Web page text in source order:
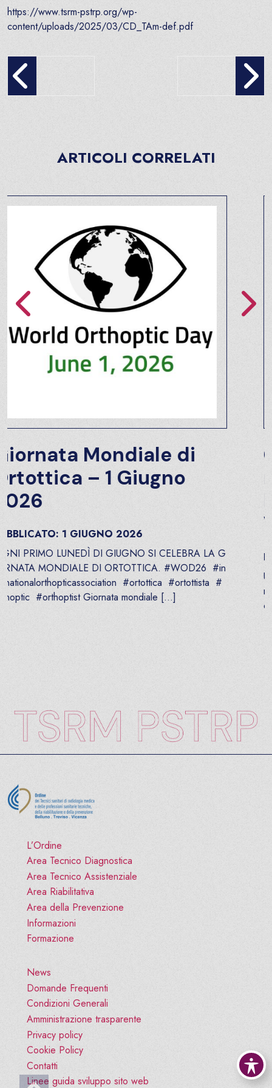
https://www.tsrm-pstrp.org/wp-
content/uploads/2025/03/CD_TAm-def.pdf
Apertura delle iscrizioni agli Elenchi speciali ad esaurimento
‘ASCOLTARE IL
ARTICOLI CORRELATI
LA G
#in
#
Gli Osteopati
nell’Ordine TSRM e
Vicenza
PUBBLICATO:29 MAGGIO 2026
Un percorso di riconoscimento, integrazione e
ndiviso Con la pubblicazione in Gazzetta
creto relativo all’equipollenza dei titoli […]
L’Ordine
Area Tecnico Diagnostica
Area Tecnico Assistenziale
Area Riabilitativa
Area della Prevenzione
Informazioni
Formazione
News
Domande Frequenti
Condizioni Generali
Amministrazione trasparente
Privacy policy
Cookie Policy
Contatti
Linee guida sviluppo sito web
Vai all'inizio pagina